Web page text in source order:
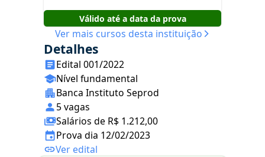
Válido até a data da prova
Ver mais cursos desta instituição
Detalhes
Edital 001/2022
Nível fundamental
Banca Instituto Seprod
5 vagas
Salários de R$ 1.212,00
Prova dia 12/02/2023
Ver edital